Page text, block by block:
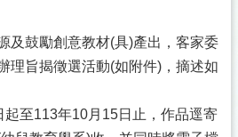
及鼓勵創意教材(具)產出，客家委
理旨揭徵選活動(如附件)，摘述如
至113年10月15日止，作品逕寄